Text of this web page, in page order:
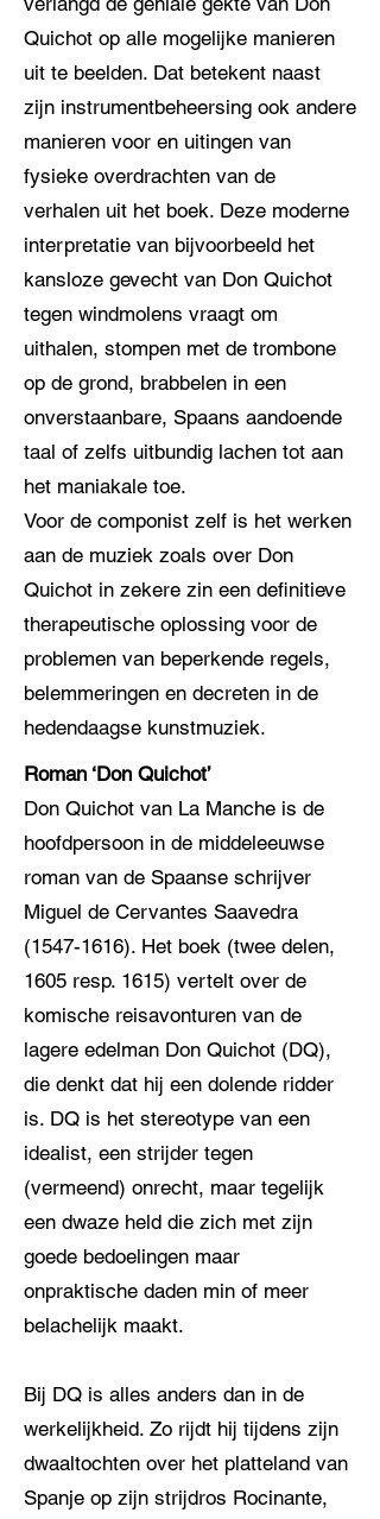
Quichot op alle mogelijke manieren
uit te beelden. Dat betekent naast
zijn instrumentbeheersing ook andere
manieren voor en uitingen van
fysieke overdrachten van de
verhalen uit het boek. Deze moderne
interpretatie van bijvoorbeeld het
kansloze gevecht van Don Quichot
tegen windmolens vraagt om
uithalen, stompen met de trombone
op de grond, brabbelen in een
onverstaanbare, Spaans aandoende
taal of zelfs uitbundig lachen tot aan
het maniakale toe.
Voor de componist zelf is het werken
aan de muziek zoals over Don
Quichot in zekere zin een definitieve
therapeutische oplossing voor de
problemen van beperkende regels,
belemmeringen en decreten in de
hedendaagse kunstmuziek.
Roman ‘Don Quichot’
Don Quichot van La Manche is de
hoofdpersoon in de middeleeuwse
roman van de Spaanse schrijver
Miguel de Cervantes Saavedra
(1547-1616). Het boek (twee delen,
1605 resp. 1615) vertelt over de
komische reisavonturen van de
lagere edelman Don Quichot (DQ),
die denkt dat hij een dolende ridder
is. DQ is het stereotype van een
idealist, een strijder tegen
(vermeend) onrecht, maar tegelijk
een dwaze held die zich met zijn
goede bedoelingen maar
onpraktische daden min of meer
belachelijk maakt.
Bij DQ is alles anders dan in de
werkelijkheid. Zo rijdt hij tijdens zijn
dwaaltochten over het platteland van
Spanje op zijn strijdros Rocinante,